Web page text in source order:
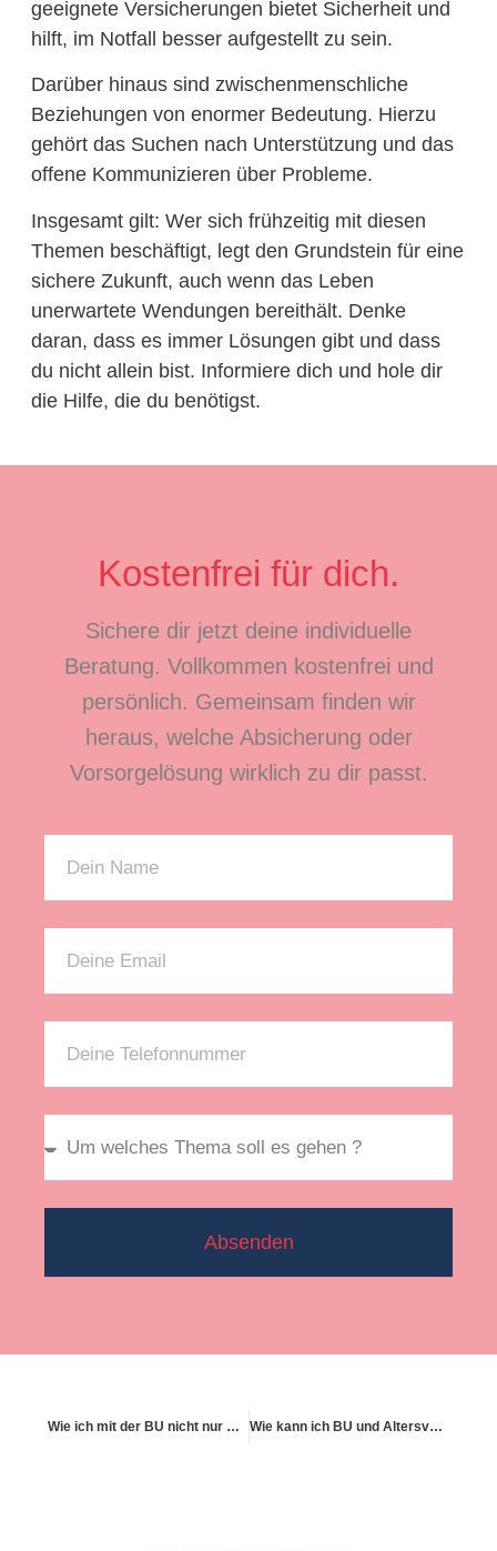
geeignete Versicherungen bietet Sicherheit und
hilft, im Notfall besser aufgestellt zu sein.
Darüber hinaus sind zwischenmenschliche
Beziehungen von enormer Bedeutung. Hierzu
gehört das Suchen nach Unterstützung und das
offene Kommunizieren über Probleme.
Insgesamt gilt: Wer sich frühzeitig mit diesen
Themen beschäftigt, legt den Grundstein für eine
sichere Zukunft, auch wenn das Leben
unerwartete Wendungen bereithält. Denke
daran, dass es immer Lösungen gibt und dass
du nicht allein bist. Informiere dich und hole dir
die Hilfe, die du benötigst.
Kostenfrei für dich.
Sichere dir jetzt deine individuelle
Beratung. Vollkommen kostenfrei und
persönlich. Gemeinsam finden wir
heraus, welche Absicherung oder
Vorsorgelösung wirklich zu dir passt.
Absenden
Wie ich mit der BU nicht nur mich, sondern auch meine Ziele schütze Wie kann ich BU und Altersvorsorge kombinieren